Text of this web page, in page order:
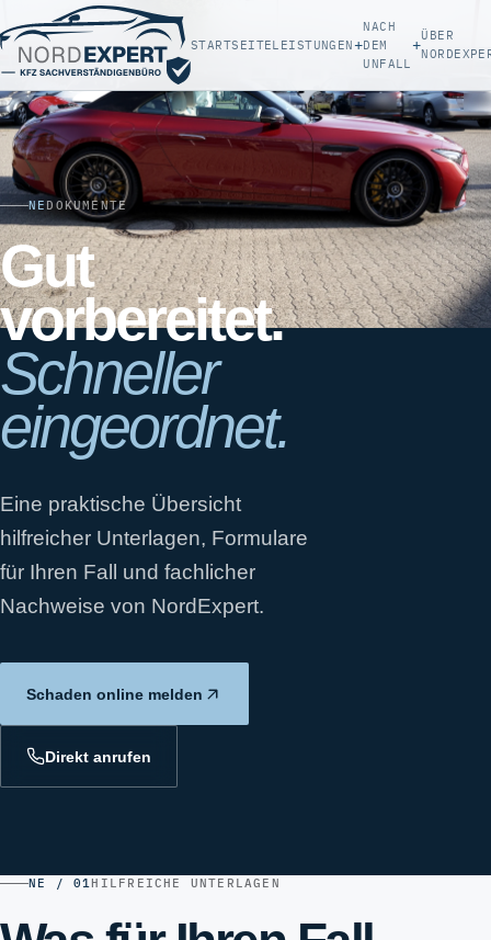
STARTSEITELEISTUNGEN+
NACH
DEM
UNFALL
+ÜBER
NE DOKUMENTE
Gut
vorbereitet.
Schneller
eingeordnet.
Eine praktische Übersicht
hilfreicher Unterlagen, Formulare
für Ihren Fall und fachlicher
Nachweise von NordExpert.
Schaden online melden
Direkt anrufen
NE / 01HILFREICHE UNTERLAGEN